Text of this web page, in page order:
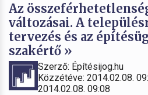
Az
változásai. A
tervezés és az
szakértő »
Szerző: Építésijog.hu
Közzétéve: 2014.02.08.
2014.02.08. 09:08